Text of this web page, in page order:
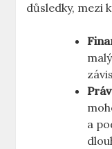
důsledky, mezi
a